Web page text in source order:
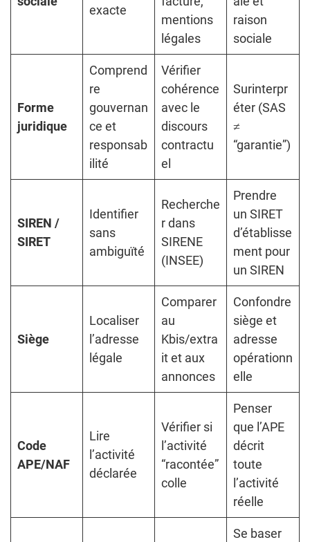
exacte
mentions
légales
raison
sociale
Forme
juridique
Comprend
re
gouvernan
ce et
responsab
ilité
Vérifier
cohérence
avec le
discours
contractu
el
Surinterpr
éter (SAS
≠
“garantie”)
SIREN /
SIRET
Identifier
sans
ambiguïté
Recherche
r dans
SIRENE
(INSEE)
Prendre
un SIRET
d’établisse
ment pour
un SIREN
Siège
Localiser
l’adresse
légale
Comparer
au
Kbis/extra
it et aux
annonces
Confondre
siège et
adresse
opérationn
elle
Code
APE/NAF
Lire
l’activité
déclarée
Vérifier si
l’activité
“racontée”
colle
Penser
que l’APE
décrit
toute
l’activité
réelle
Se baser